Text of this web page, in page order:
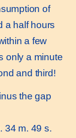
of
a half hours
a few
only a minute
and third!
the gap
34 m. 49 s.